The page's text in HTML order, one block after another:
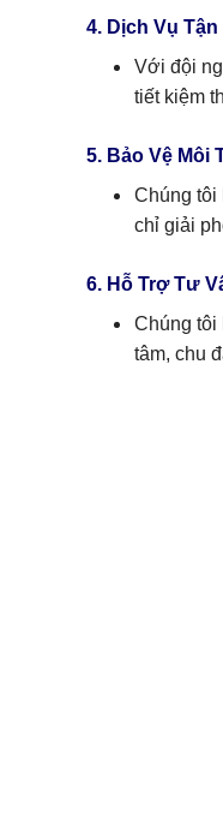
4. Dịch Vụ
Với đội
tiết kiệm
5. Bảo Vệ Môi
Chúng tôi
chỉ giải
6. Hỗ Trợ Tư
Chúng tôi
tâm, chu